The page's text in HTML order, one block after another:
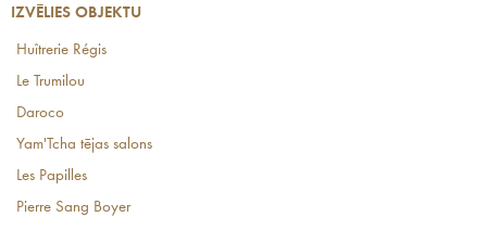
IZVĒLIES OBJEKTU
Huîtrerie Régis
Le Trumilou
Daroco
Yam'Tcha tējas salons
Les Papilles
Pierre Sang Boyer